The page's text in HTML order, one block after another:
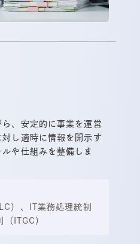
、安定的に事業を運営
し適時に情報を開示す
や仕組みを整備しま
）、IT業務処理統制
（ITGC）